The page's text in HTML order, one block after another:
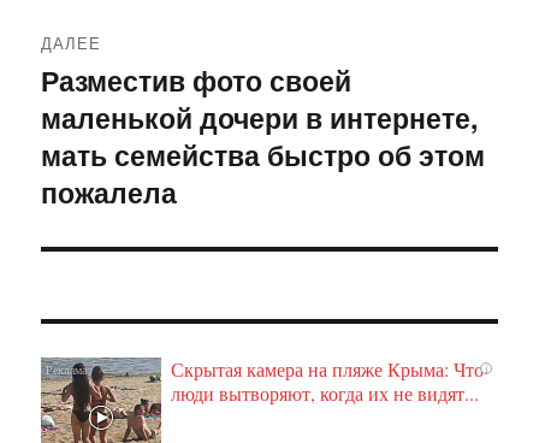
ДАЛЕЕ
Следующая
запись:
Разместив фото своей
маленькой дочери в интернете,
мать семейства быстро об этом
пожалела
i
Скрытая камера на пляже Крыма: Что
люди вытворяют, когда их не видят...